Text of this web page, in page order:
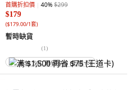
首購折扣價 40%$299
$179
($179.00/1套)
暫時缺貨
(1)
满 $1,500 再省 $75 (王道卡)